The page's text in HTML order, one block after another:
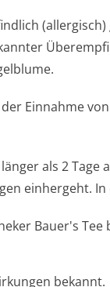
Einnahme
als 2
einhergeht. In
Bauer's
bekannt.